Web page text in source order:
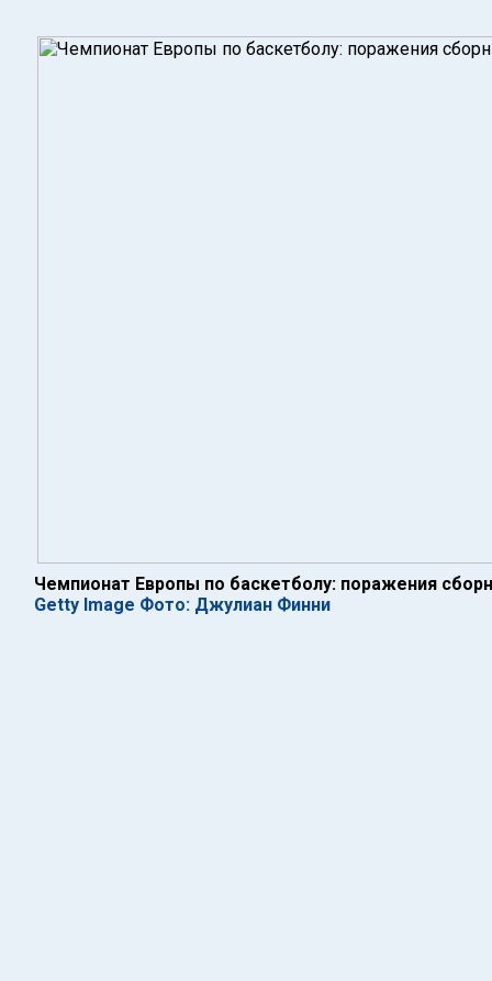
Чемпионат Европы по баскетболу: поражения
Getty Image Фото: Джулиан Финни